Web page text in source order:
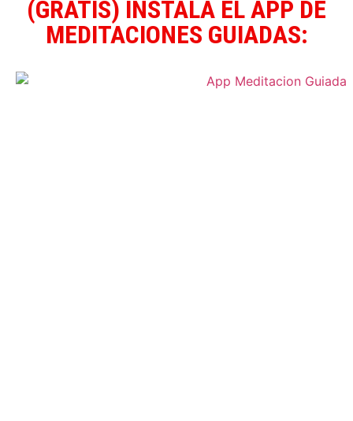
(GRATIS) INSTALA EL APP DE
MEDITACIONES GUIADAS: